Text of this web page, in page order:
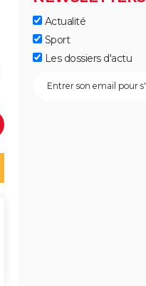
Actualité
Sport
Les dossiers d'actu